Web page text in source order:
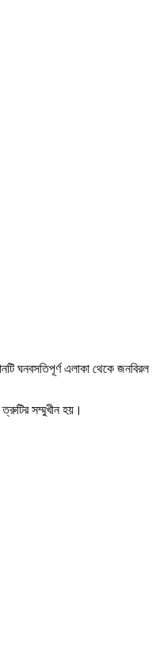
ঘনবসতিপূর্ণ এলাকা থেকে জনবিরল
ত্রুটির সম্মুখীন হয়।